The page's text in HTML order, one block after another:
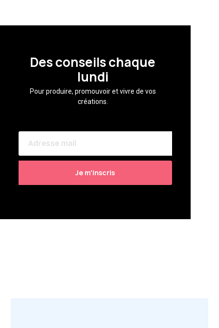
Des conseils chaque
lundi
Pour produire, promouvoir et vivre de vos
créations.